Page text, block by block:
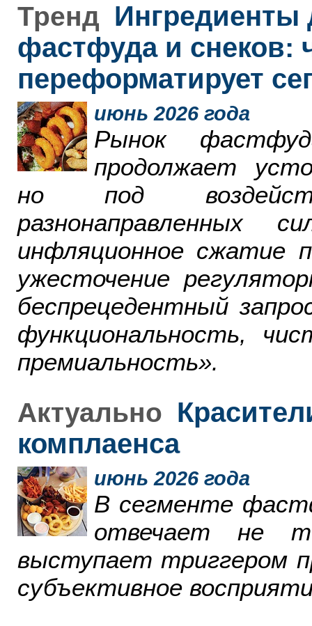
Тренд Ингредиенты
фастфуда и снеков:
переформатирует
июнь 2026 года
Рынок
продолжает
но под
инфляционное сжатие
ужесточение
беспрецедентный
функциональность,
премиальность».
Актуально
комплаенса
июнь 2026 года
В сегменте
отвечает не
выступает триггером
субъективное